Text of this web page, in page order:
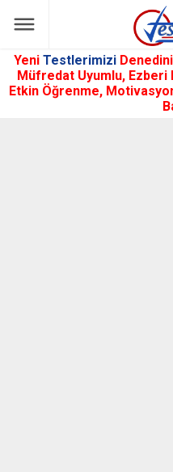
Yeni Testlerimizi
Müfredat Uyumlu, Ezberi
Etkin Öğrenme,